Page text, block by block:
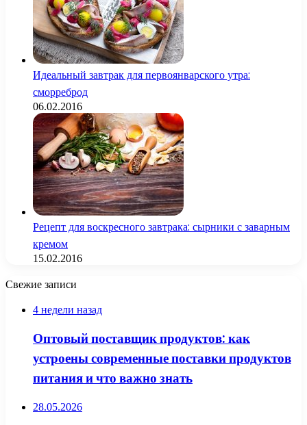
Идеальный завтрак для первоянварского утра:
сморреброд
06.02.2016
Рецепт для воскресного завтрака: сырники с заварным
кремом
15.02.2016
Свежие записи
4 недели назад
Оптовый поставщик продуктов: как
устроены современные поставки продуктов
питания и что важно знать
28.05.2026